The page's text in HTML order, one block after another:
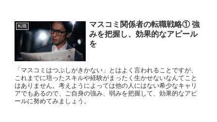
転職
マスコミ関係者の転職戦略① 強
みを把握し、効果的なアピール
を
「マスコミはつぶしがきかない」とはよく言われることですが、
これまでに培ったスキルや経験がまったく生かせないなんてこと
はありません。考えようによっては他の人にはない希少なキャリ
アでもあるので、ご自身の強み、弱みを把握して、効果的なアピ
ールに努めてみましょう。